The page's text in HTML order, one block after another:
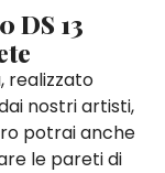
DS 13
realizzato
nostri artisti,
potrai anche
le pareti di